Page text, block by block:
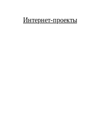
Интернет-проекты